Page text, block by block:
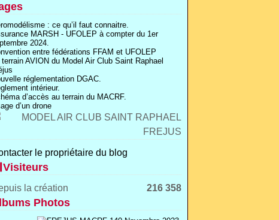
: ce qu’il faut connaitre.
MARSH - UFOLEP à compter du 1er
2024.
entre fédérations FFAM et UFOLEP
terrain AVION du Model Air Club Saint Raphael
réglementation DGAC.
intérieur.
d’accès au terrain du MACRF.
d’un drone
le propriétaire du blog
Visiteurs
la création 216 358
Photos